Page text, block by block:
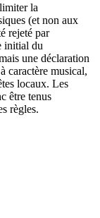
la
(et non aux
rejeté par
initial du
une déclaration
caractère musical,
locaux. Les
être tenus
règles.